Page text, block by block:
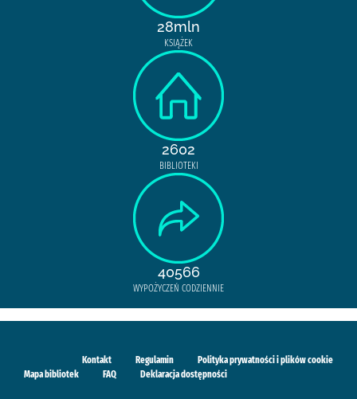
28mln
KSIĄŻEK
2602
BIBLIOTEKI
40566
WYPOŻYCZEŃ CODZIENNIE
Kontakt Regulamin
Polityka prywatności i plików cookie
Mapa bibliotek
FAQ Deklaracja dostępności